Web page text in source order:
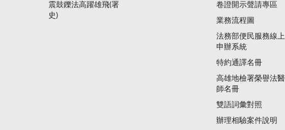
震鼓鑠法高躍雄飛(署
史)
卷證開示聲請專區
業務流程圖
法務部便民服務線上
申辦系統
特約通譯名冊
高雄地檢署榮譽法醫
師名冊
雙語詞彙對照
辦理相驗案件說明